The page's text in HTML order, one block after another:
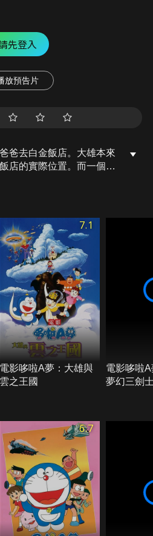
先登入
放預告片
爸去白金飯店。大雄本來
店的實際位置。而一個神
了，原來哆啦A夢被神
遇到了沙比歐，原來沙比
人，而哆啦A夢被機器人
救哆啦A夢，大雄決定去
吉斯特勒一世挑戰。
7.1
電影哆啦A夢：大雄與
雲之王國
電影哆啦
夢幻三劍
6.7